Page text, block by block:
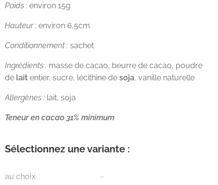
Poids : environ 15g
Hauteur : environ 6,5cm
Conditionnement : sachet
Ingrédients : masse de cacao, beurre de cacao, poudre
de lait entier, sucre, lécithine de soja, vanille naturelle
Allergènes : lait, soja
Teneur en cacao 31% minimum
Sélectionnez une variante :
au choix